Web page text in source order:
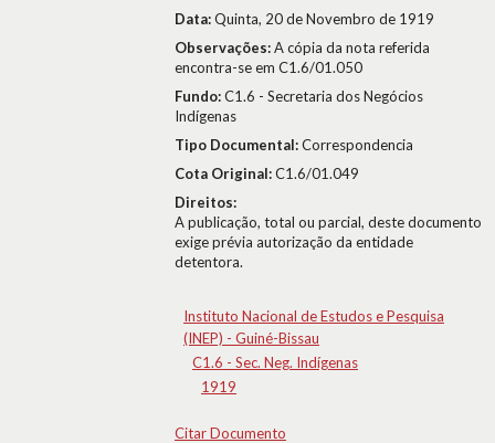
Data:Quinta, 20 de Novembro de 1919
Observações:A cópia da nota referida
encontra-se em C1.6/01.050
Fundo:C1.6 - Secretaria dos Negócios
Indígenas
Tipo Documental:Correspondencia
Cota Original:C1.6/01.049
Direitos:
A publicação, total ou parcial, deste documento
exige prévia autorização da entidade
detentora.
Instituto Nacional de Estudos e Pesquisa
(INEP) - Guiné-Bissau
C1.6 - Sec. Neg. Indígenas
1919
Citar Documento